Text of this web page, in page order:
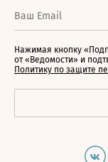
Нажимая кнопку
от «Ведомости» и
Политику по защите